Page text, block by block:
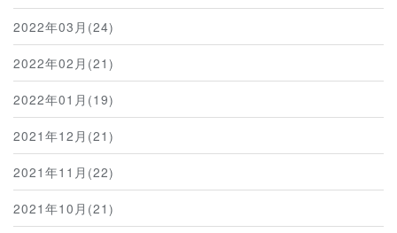
2022年03月(24)
2022年02月(21)
2022年01月(19)
2021年12月(21)
2021年11月(22)
2021年10月(21)